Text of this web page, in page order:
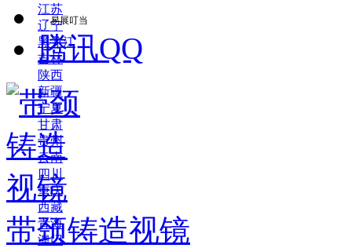
江苏
辽宁
黑龙江
吉林
陕西
新疆
宁夏
甘肃
贵州
云南
四川
重庆
西藏
青海
澳门
易展叮当
腾讯QQ
带颈铸造视镜